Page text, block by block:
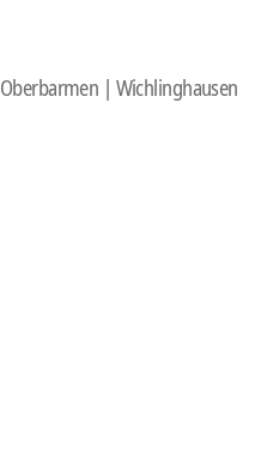
Oberbarmen | Wichlinghausen